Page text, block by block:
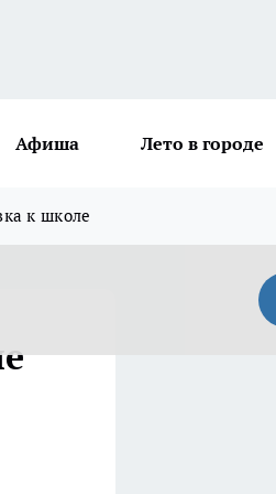
Афиша Лето в городе
к школе